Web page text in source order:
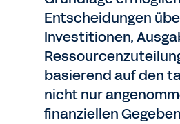
Entscheidungen
Investitionen,
basierend auf den
nicht nur
finanziellen